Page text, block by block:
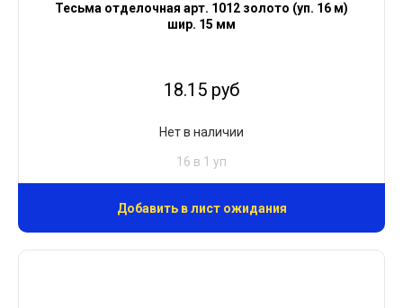
Тесьма отделочная арт. 1012 золото (уп. 16 м)
шир. 15 мм
18.15 руб
Нет в наличии
16 в 1 уп
Добавить в лист ожидания